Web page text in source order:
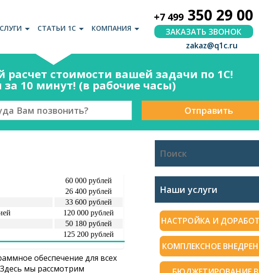
СТАТЬИ 1С КОМПАНИЯ
+7 499 350 29 00
ЗАКАЗАТЬ ЗВОНОК
zakaz@q1c.ru
стоимости вашей задачи по 1С!
10 минут! (в рабочие часы)
Отправить
60 000 рублей
26 400 рублей
33 600 рублей
120 000 рублей
50 180 рублей
125 200 рублей
обеспечение для всех
мы рассмотрим
Наши услуги
НАСТРОЙКА И
КОМПЛЕКСНОЕ